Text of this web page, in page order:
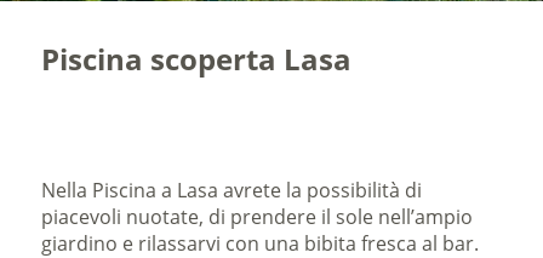
Piscina scoperta Lasa
Nella Piscina a Lasa avrete la possibilità di
piacevoli nuotate, di prendere il sole nell’ampio
giardino e rilassarvi con una bibita fresca al bar.